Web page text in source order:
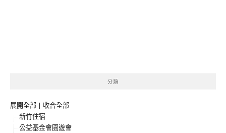
分類
展開全部 | 收合全部
新竹住宿
公益基金會園遊會